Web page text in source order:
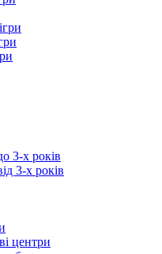
3-х років
3-х років
центри